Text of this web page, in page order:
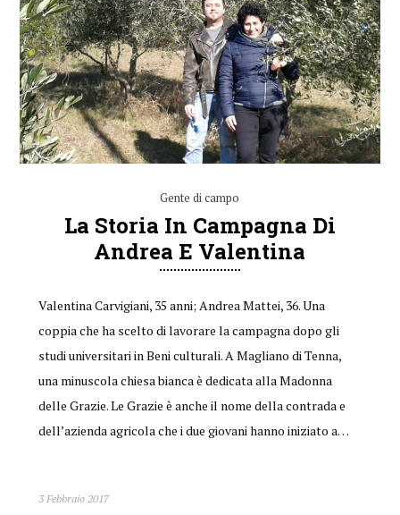
Gente di campo
La Storia In Campagna Di
Andrea E Valentina
Valentina Carvigiani, 35 anni; Andrea Mattei, 36. Una
coppia che ha scelto di lavorare la campagna dopo gli
studi universitari in Beni culturali. A Magliano di Tenna,
una minuscola chiesa bianca è dedicata alla Madonna
delle Grazie. Le Grazie è anche il nome della contrada e
dell’azienda agricola che i due giovani hanno iniziato a…
3 Febbraio 2017